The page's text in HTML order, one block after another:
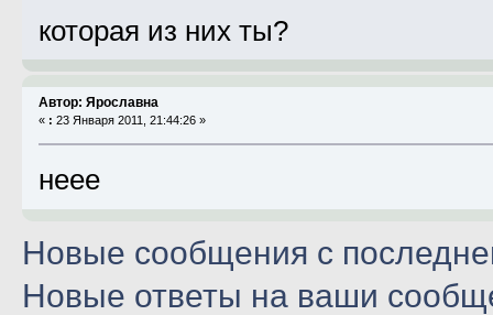
которая из них ты?
Автор: Ярославна
« : 23 Января 2011, 21:44:26 »
неее
Новые сообщения с
Новые ответы на ваши